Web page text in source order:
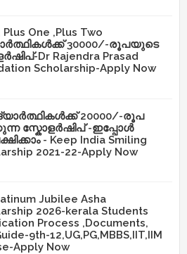
Plus One ,Plus Two
30000/-രൂപയുടെ
Dr Rajendra Prasad
Scholarship-Apply Now
20000/-രൂപ
സ്കോളർഷിപ് -ഇപ്പോൾ
- Keep India Smiling
2021-22-Apply Now
Jubilee Asha
2026-kerala Students
Process ,Documents,
9th-12,UG,PG,MBBS,IIT,IIM
Apply Now